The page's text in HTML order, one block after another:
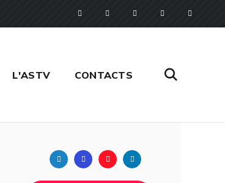
L'ASTV CONTACTS
Twitter FacebookPinterest